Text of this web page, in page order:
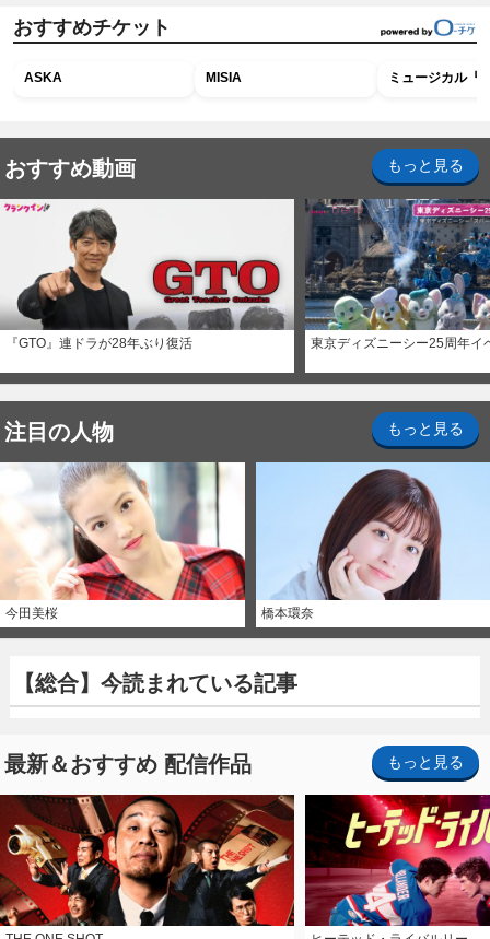
おすすめチケット
ASKA MISIA ミュージカル『
おすすめ動画 もっと見る
『GTO』連ドラが28年ぶり復活 東京ディズニーシー25周年イ
注目の人物 もっと見る
今田美桜 橋本環奈
【総合】今読まれている記事
最新＆おすすめ 配信作品 もっと見る